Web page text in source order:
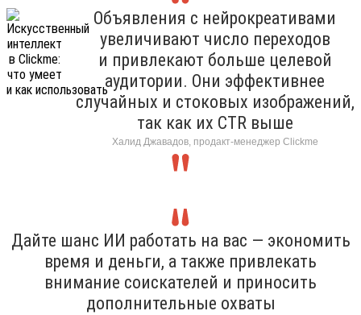
Объявления с нейрокреативами
увеличивают число переходов
и привлекают больше целевой
аудитории. Они эффективнее
случайных и стоковых изображений,
так как их CTR выше
Халид Джавадов, продакт-менеджер Clickme
Дайте шанс ИИ работать на вас — экономить
время и деньги, а также привлекать
внимание соискателей и приносить
дополнительные охваты